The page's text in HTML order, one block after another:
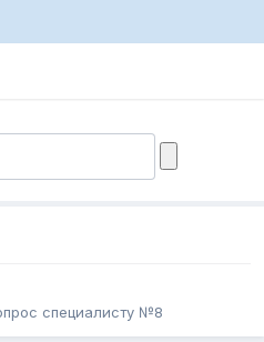
специалисту №8